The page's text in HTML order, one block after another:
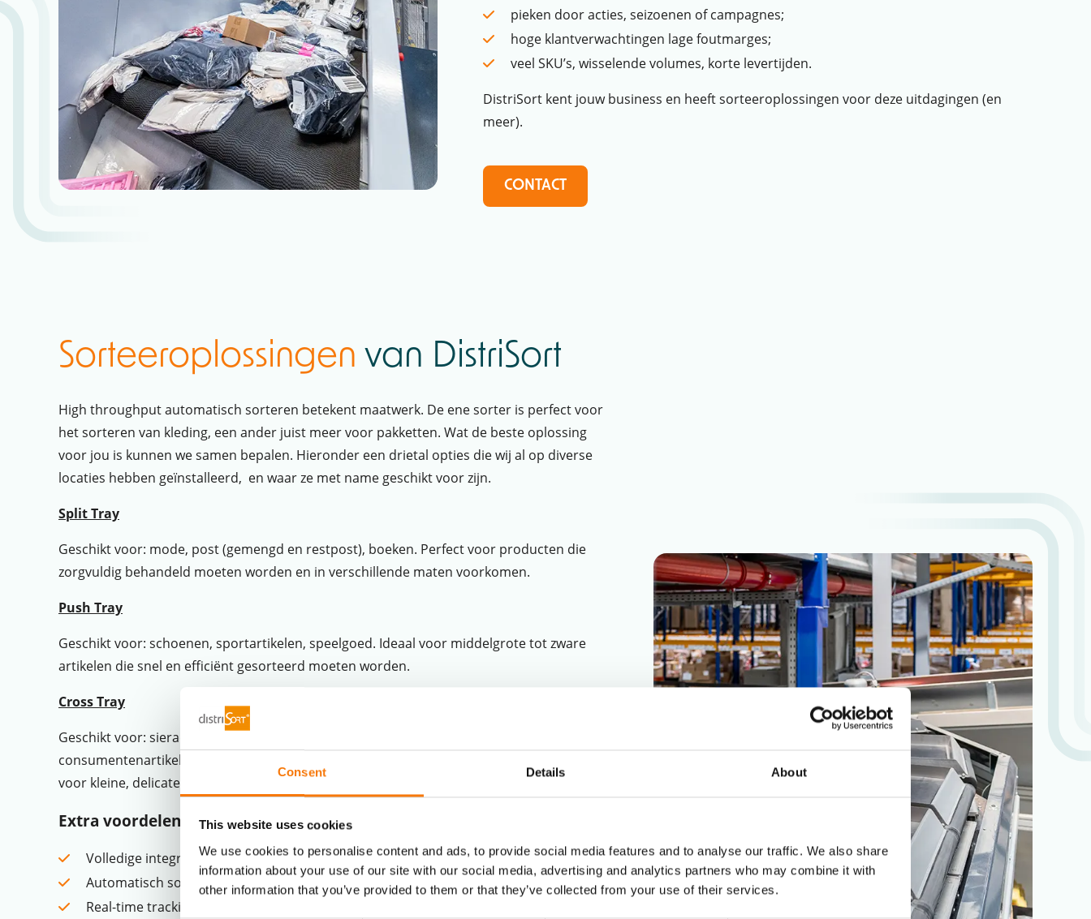
Consent Details About
This website uses cookies
We use cookies to personalise content and ads, to provide social media features and to analyse our traffic. We also share
information about your use of our site with our social media, advertising and analytics partners who may combine it with
other information that you’ve provided to them or that they’ve collected from your use of their services.
pieken door acties, seizoenen of campagnes;
hoge klantverwachtingen lage foutmarges;
veel SKU’s, wisselende volumes, korte levertijden.
DistriSort kent jouw business en heeft sorteeroplossingen voor deze uitdagingen (en
meer).
CONTACT
Sorteeroplossingen van DistriSort
High throughput automatisch sorteren betekent maatwerk. De ene sorter is perfect voor
het sorteren van kleding, een ander juist meer voor pakketten. Wat de beste oplossing
voor jou is kunnen we samen bepalen. Hieronder een drietal opties die wij al op diverse
locaties hebben geïnstalleerd, en waar ze met name geschikt voor zijn.
Split Tray
Geschikt voor: mode, post (gemengd en restpost), boeken. Perfect voor producten die
zorgvuldig behandeld moeten worden en in verschillende maten voorkomen.
Push Tray
Geschikt voor: schoenen, sportartikelen, speelgoed. Ideaal voor middelgrote tot zware
artikelen die snel en efficiënt gesorteerd moeten worden.
Cross Tray
Geschikt voor: sieraden en horloges, medicijnen en voedingssupplementen, pakketten,
consumentenartikelen, drogisterijartikelen, multimedia, kleine elektronica. Uitstekend
voor kleine, delicate producten en diverse consumentenartikelen.
Extra voordelen van onze systemen
Volledige integratie met je bestaande WMS-/ERP-systeem
Automatisch sorteren van retouren, inclusief VAS en Cross-Docking
Real-time tracking van goederenstromen